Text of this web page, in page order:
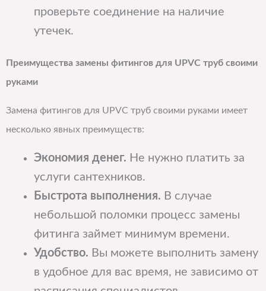
проверьте соединение на наличие
утечек.
Преимущества замены фитингов для UPVC труб своими
руками
Замена фитингов для UPVC труб своими руками имеет
несколько явных преимуществ:
Экономия денег. Не нужно платить за
услуги сантехников.
Быстрота выполнения. В случае
небольшой поломки процесс замены
фитинга займет минимум времени.
Удобство. Вы можете выполнить замену
в удобное для вас время, не зависимо от